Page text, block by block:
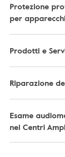
Protezione
per
Prodotti e
Riparazione
Esame
nei Centri